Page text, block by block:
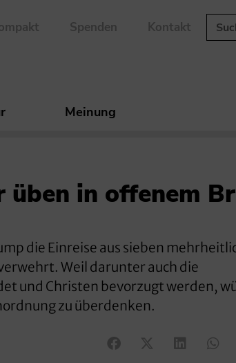
Spenden Kontakt
Meinung
in offenem
die Einreise aus sieben
Weil darunter auch die
und Christen bevorzugt werden,
zu überdenken.